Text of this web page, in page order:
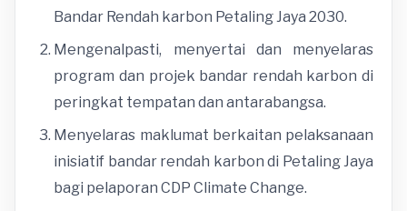
Bandar Rendah karbon Petaling Jaya 2030.
Mengenalpasti, menyertai dan menyelaras
program dan projek bandar rendah karbon di
peringkat tempatan dan antarabangsa.
Menyelaras maklumat berkaitan pelaksanaan
inisiatif bandar rendah karbon di Petaling Jaya
bagi pelaporan CDP Climate Change.